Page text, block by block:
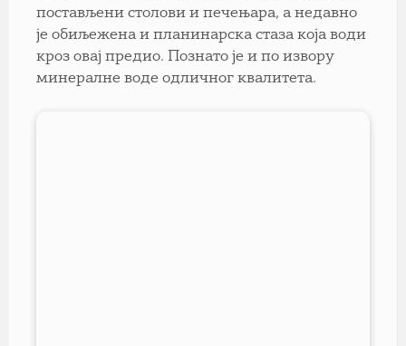
постављени столови и печењара, а недавно
је обиљежена и планинарска стаза која води
кроз овај предио. Познато је и по извору
минералне воде одличног квалитета.